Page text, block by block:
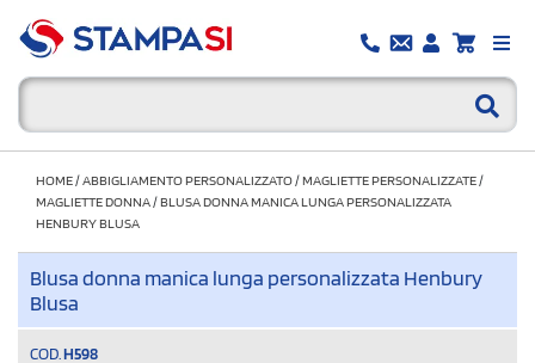
HOME/ABBIGLIAMENTO PERSONALIZZATO/MAGLIETTE PERSONALIZZATE/
MAGLIETTE DONNA/BLUSA DONNA MANICA LUNGA PERSONALIZZATA
HENBURY BLUSA
Blusa donna manica lunga personalizzata Henbury
Blusa
COD. H598